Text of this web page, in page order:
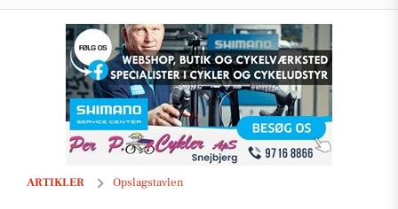
ARTIKLER Opslagstavlen
Per P. Cykler har sommertilbud på gravelcykler